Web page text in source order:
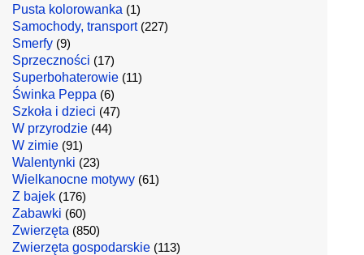
Pusta kolorowanka (1)
Samochody, transport(227)
Smerfy (9)
Sprzeczności (17)
Superbohaterowie (11)
Świnka Peppa (6)
Szkoła i dzieci (47)
W przyrodzie (44)
W zimie (91)
Walentynki (23)
Wielkanocne motywy (61)
Z bajek (176)
Zabawki (60)
Zwierzęta (850)
Zwierzęta gospodarskie (113)